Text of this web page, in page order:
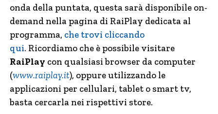
onda della puntata, questa sarà disponibile on-
demand nella pagina di RaiPlay dedicata al
programma, che trovi cliccando
qui. Ricordiamo che è possibile visitare
RaiPlay con qualsiasi browser da computer
(www.raiplay.it), oppure utilizzando le
applicazioni per cellulari, tablet o smart tv,
basta cercarla nei rispettivi store.